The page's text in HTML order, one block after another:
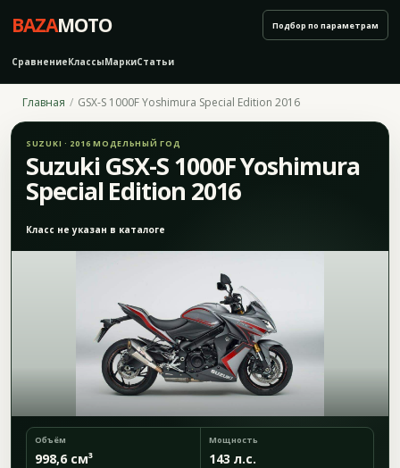
BAZAMOTO
СравнениеКлассыМаркиСтатьи
Подбор по параметрам
Главная GSX-S 1000F Yoshimura Special Edition 2016
SUZUKI · 2016 МОДЕЛЬНЫЙ ГОД
Suzuki GSX-S 1000F Yoshimura
Special Edition 2016
Класс не указан в каталоге
Объём
998,6 см³
Мощность
143 л.с.